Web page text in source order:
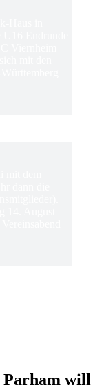
Parham will